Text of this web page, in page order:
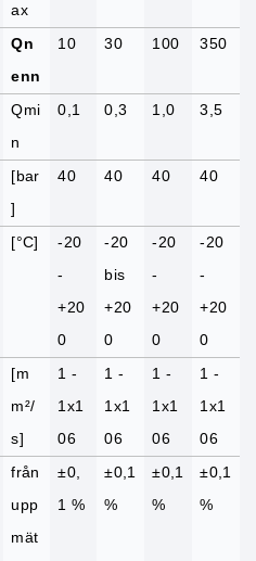
ax
Qn
enn
10 30 100 350
Qmi
n
0,1 0,3 1,0 3,5
[bar
]
40 40 40 40
[°C]
-20
-
+20
0
-20
bis
+20
0
-20
-
+20
0
-20
-
+20
0
[m
m²/
s]
1 -
1x1
06
1 -
1x1
06
1 -
1x1
06
1 -
1x1
06
från
upp
mät
±0,
1 %
±0,1
%
±0,1
%
±0,1
%